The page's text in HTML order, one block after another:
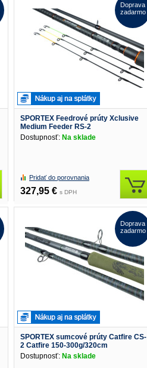
SPORTEX Feedrové prúty Xclusive
Medium Feeder RS-2
Dostupnosť: Na sklade
Pridať do porovnania
327,95 € s DPH
Doprava
zadarmo
SPORTEX sumcové prúty Catfire CS-
2 Catfire 150-300g/320cm
Dostupnosť: Na sklade
Doprava
zadarmo